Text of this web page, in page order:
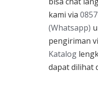
kami via
(Whatsapp)
pengiriman
Katalog
dapat dilihat